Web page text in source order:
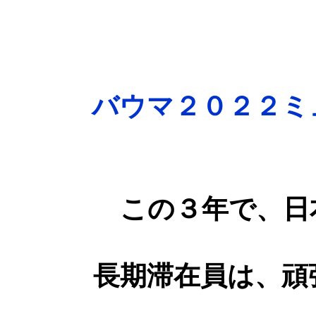
バウマ２０２２
この３年で、
長期滞在員は、